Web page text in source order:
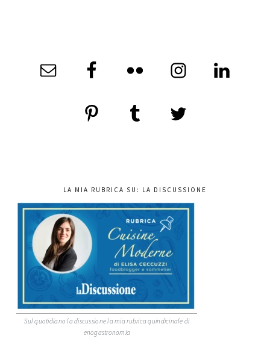
LA MIA RUBRICA SU: LA DISCUSSIONE
Sul quotidiano la discussione la mia rubrica quindicinale di
enogastronomia